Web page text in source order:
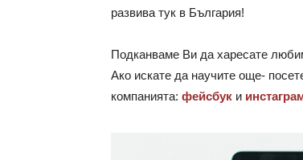
развива тук в България!
Подканваме Ви да харесате
Ако искате да научите още-
компанията: фейсбук и